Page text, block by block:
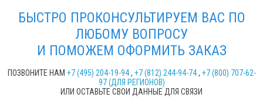
БЫСТРО ПРОКОНСУЛЬТИРУЕМ ВАС ПО
ЛЮБОМУ ВОПРОСУ
И ПОМОЖЕМ ОФОРМИТЬ ЗАКАЗ
ПОЗВОНИТЕ НАМ +7 (495) 204-19-94, +7 (812) 244-94-74, +7 (800) 707-62-
97 (ДЛЯ РЕГИОНОВ)
ИЛИ ОСТАВЬТЕ СВОИ ДАННЫЕ ДЛЯ СВЯЗИ